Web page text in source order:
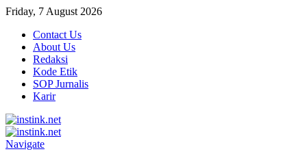
Friday, 7 August 2026
Contact Us
About Us
Redaksi
Kode Etik
SOP Jurnalis
Karir
Navigate